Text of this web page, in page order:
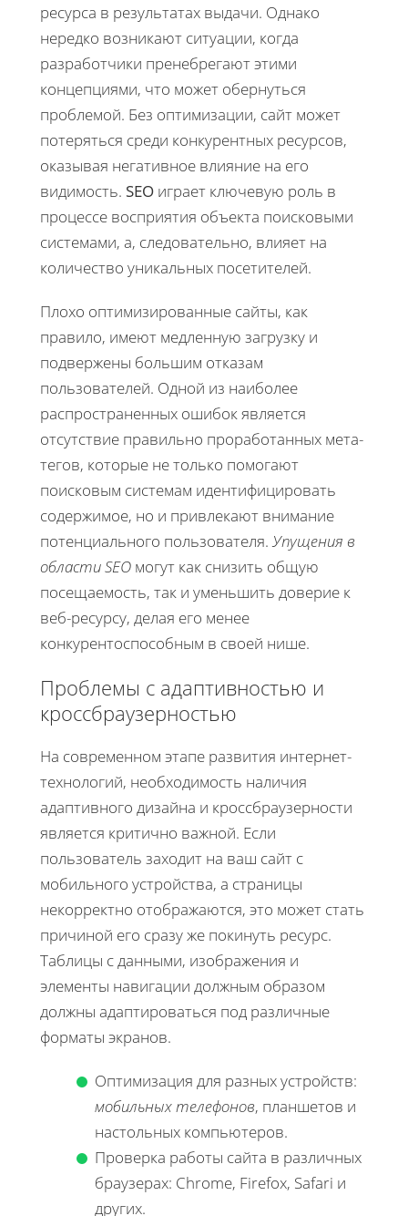
ресурса в результатах выдачи. Однако
нередко возникают ситуации, когда
разработчики пренебрегают этими
концепциями, что может обернуться
проблемой. Без оптимизации, сайт может
потеряться среди конкурентных ресурсов,
оказывая негативное влияние на его
видимость. SEO играет ключевую роль в
процессе восприятия объекта поисковыми
системами, а, следовательно, влияет на
количество уникальных посетителей.
Плохо оптимизированные сайты, как
правило, имеют медленную загрузку и
подвержены большим отказам
пользователей. Одной из наиболее
распространенных ошибок является
отсутствие правильно проработанных мета-
тегов, которые не только помогают
поисковым системам идентифицировать
содержимое, но и привлекают внимание
потенциального пользователя.Упущения в
области SEO могут как снизить общую
посещаемость, так и уменьшить доверие к
веб-ресурсу, делая его менее
конкурентоспособным в своей нише.
Проблемы с адаптивностью и
кроссбраузерностью
На современном этапе развития интернет-
технологий, необходимость наличия
адаптивного дизайна и кроссбраузерности
является критично важной. Если
пользователь заходит на ваш сайт с
мобильного устройства, а страницы
некорректно отображаются, это может стать
причиной его сразу же покинуть ресурс.
Таблицы с данными, изображения и
элементы навигации должным образом
должны адаптироваться под различные
форматы экранов.
Оптимизация для разных устройств:
мобильных телефонов, планшетов и
настольных компьютеров.
Проверка работы сайта в различных
браузерах: Chrome, Firefox, Safari и
других.